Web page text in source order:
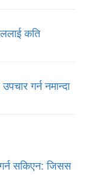
कति
गर्न नमान्दा
सकिएन: जिसस